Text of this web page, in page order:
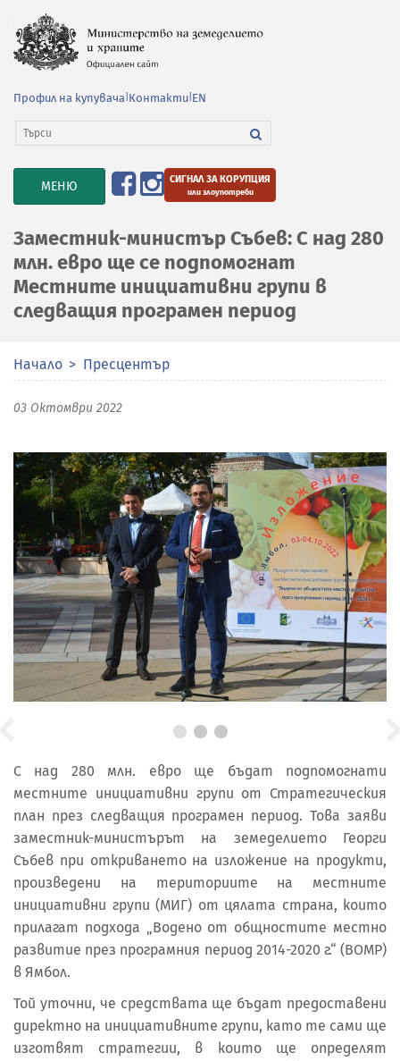
Профил на купувача Контакти EN
TOGGLE
NAVIGATION
МЕНЮ СИГНАЛ ЗА КОРУПЦИЯ
или злоупотреби
Заместник-министър Събев: С над 280
млн. евро ще се подпомогнат
Местните инициативни групи в
следващия програмен период
Начало Пресцентър
03 Октомври 2022
С над 280 млн. евро ще бъдат подпомогнати
местните инициативни групи от Стратегическия
план през следващия програмен период. Това заяви
заместник-министърът на земеделието Георги
Събев при откриването на изложение на продукти,
произведени на териториите на местните
инициативни групи (МИГ) от цялата страна, които
прилагат подхода „Водено от общностите местно
развитие през програмния период 2014-2020 г.“ (ВОМР)
в Ямбол.
Той уточни, че средствата ще бъдат предоставени
директно на инициативните групи, като те сами ще
изготвят стратегии, в които ще определят